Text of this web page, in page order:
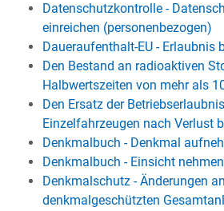
Datenschutzkontrolle -
einreichen (personenbezogen)
Daueraufenthalt-EU - Erlaubnis
Den Bestand an radioaktiven
Halbwertszeiten von mehr als
Den Ersatz der
Einzelfahrzeugen nach Verlust
Denkmalbuch - Denkmal
Denkmalbuch - Einsicht nehmen
Denkmalschutz - Änderungen
denkmalgeschützten